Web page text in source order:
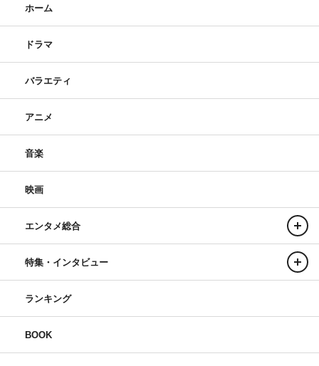
ホーム
ドラマ
バラエティ
アニメ
音楽
映画
エンタメ総合
特集・インタビュー
ランキング
BOOK